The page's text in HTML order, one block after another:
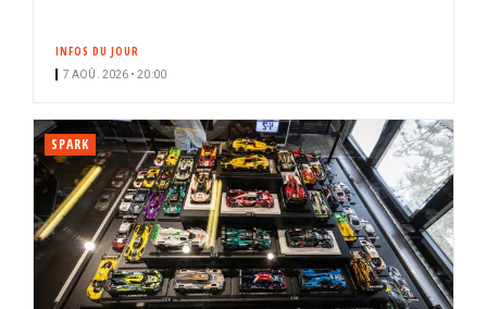
INFOS DU JOUR
7 AOÛ. 2026 • 20:00
SPARK